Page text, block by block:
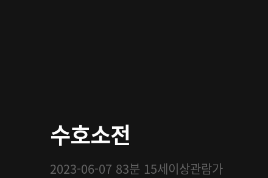
수호소전
2023-06-07 83분 15세이상관람가